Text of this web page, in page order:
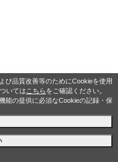
び品質改善等のためにCookieを使用
いては こちらをご確認ください。
能の提供に必須なCookieの記録・保